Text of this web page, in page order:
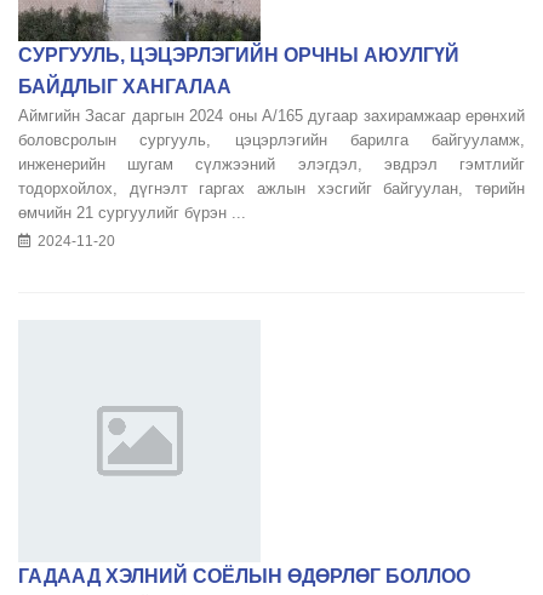
СУРГУУЛЬ, ЦЭЦЭРЛЭГИЙН ОРЧНЫ АЮУЛГҮЙ
БАЙДЛЫГ ХАНГАЛАА
Аймгийн Засаг даргын 2024 оны А/165 дугаар захирамжаар ерөнхий
боловсролын сургууль, цэцэрлэгийн барилга байгууламж,
инженерийн шугам сүлжээний элэгдэл, эвдрэл гэмтлийг
тодорхойлох, дүгнэлт гаргах ажлын хэсгийг байгуулан, төрийн
өмчийн 21 сургуулийг бүрэн ...
2024-11-20
ГАДААД ХЭЛНИЙ СОЁЛЫН ӨДӨРЛӨГ БОЛЛОО